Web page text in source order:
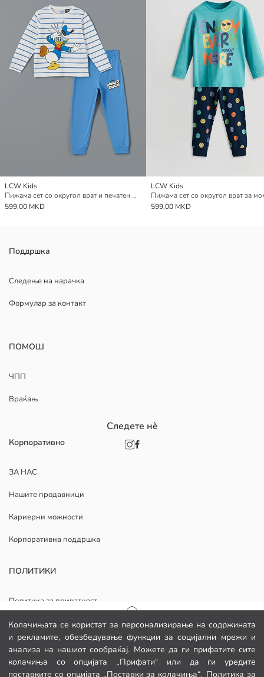
Колачињата се користат за персонализирање на содржината
и рекламите, обезбедување функции за социјални мрежи и
анализа на нашиот сообраќај. Можете да ги прифатите сите
колачиња со опцијата „Прифати“ или да ги уредите
поставките со опцијата „Поставки за колачиња“. Политика за
Почетна страница
Категории
Мојата кошничка
LCW Kids
Пижама сет со округол врат и печатен Donald Duck за момчиња
599,00 MKD
LCW Kids
Пижама сет со округол врат за
599,00 MKD
Поддршка
Следење на нарачка
Формулар за контакт
ПОМОШ
ЧПП
Враќањ
Корпоративно
ЗА НАС
Нашите продавници
Кариерни можности
Корпоративна поддршка
ПОЛИТИКИ
Политика за приватност
Општи услови
Политика за колачиња
Изјава за приватност за видео надзор
Следете нè